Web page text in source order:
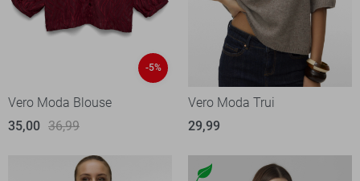
-5%
Vero Moda Blouse
35,00 36,99
Vero Moda Trui
29,99